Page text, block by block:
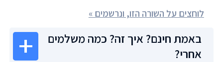
לוחצים על השורה הזו, ונרשמים »
באמת חינם? איך זה? כמה משלמים
אחרי?